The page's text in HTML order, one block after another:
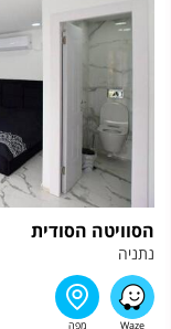
הסוויטה הסודית
נתניה